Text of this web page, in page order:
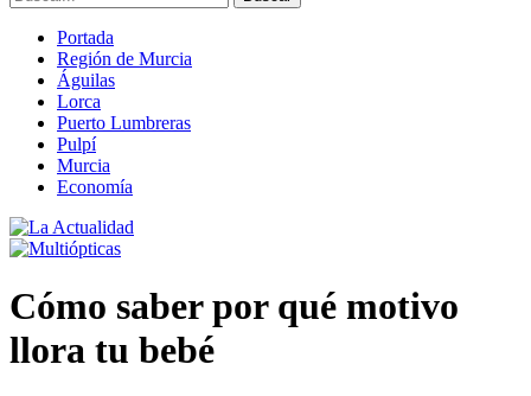
Portada
Región de Murcia
Águilas
Lorca
Puerto Lumbreras
Pulpí
Murcia
Economía
Cómo saber por qué motivo
llora tu bebé